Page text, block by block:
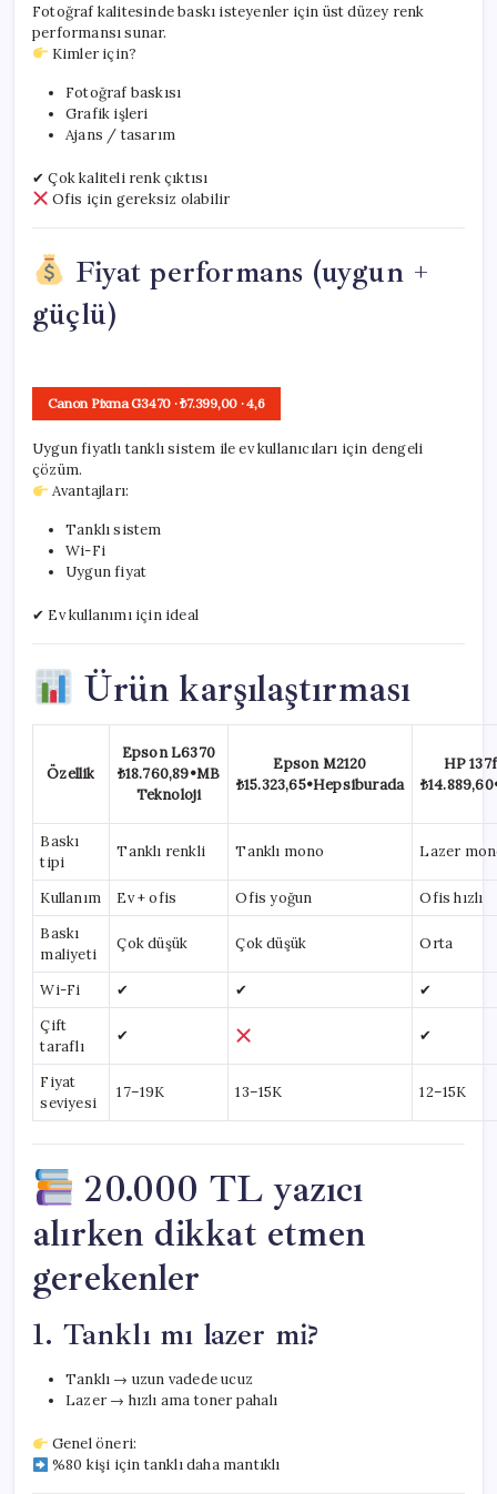
Fotoğraf kalitesinde baskı isteyenler için üst düzey renk
performansı sunar.
Kimler için?
Fotoğraf baskısı
Grafik işleri
Ajans / tasarım
✔ Çok kaliteli renk çıktısı
Ofis için gereksiz olabilir
Fiyat performans (uygun +
güçlü)
Canon Pixma G3470 · ₺7.399,00 ·4,6
Uygun fiyatlı tanklı sistem ile ev kullanıcıları için dengeli
çözüm.
Avantajları:
Tanklı sistem
Wi-Fi
Uygun fiyat
✔ Ev kullanımı için ideal
Ürün karşılaştırması
Özellik
Epson L6370
₺18.760,89•MB
Teknoloji
Epson M2120
₺15.323,65•Hepsiburada
HP
₺14.889,60
Baskı
tipi
Tanklı renkli Tanklı mono Lazer
Kullanım Ev + ofis Ofis yoğun
Ofis hızlı
Baskı
maliyeti
Çok düşük Çok düşük Orta
Wi-Fi ✔ ✔
✔
Çift
taraflı
✔ ✔
Fiyat
seviyesi
17–19K 13–15K 12–15K
20.000 TL yazıcı
alırken dikkat etmen
gerekenler
1. Tanklı mı lazer mi?
Tanklı → uzun vadede ucuz
Lazer → hızlı ama toner pahalı
Genel öneri:
%80 kişi için tanklı daha mantıklı